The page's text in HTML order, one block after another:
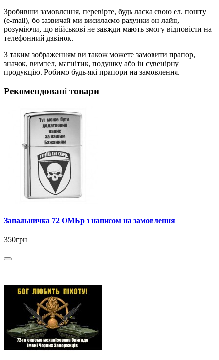
Зробивши замовлення, перевірте, будь ласка свою ел. пошту
(e-mail), бо зазвичай ми висилаємо рахунки он лайн,
розуміючи, що військові не завжди мають змогу відповісти на
телефонний дзвінок.
З таким зображенням ви також можете замовити прапор,
значок, вимпел, магнітик, подушку або ін сувенірну
продукцію. Робимо будь-які прапори на замовлення.
Рекомендовані товари
Запальничка 72 ОМБр з написом на замовлення
350грн